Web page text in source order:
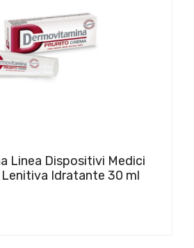
Linea Dispositivi Medici
Idratante 30 ml